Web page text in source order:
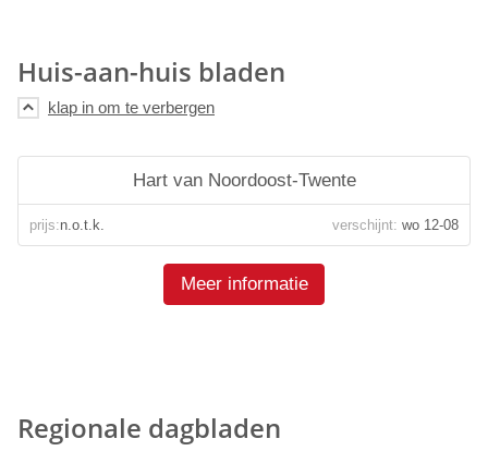
Huis-aan-huis bladen
Hart van Noordoost-Twente
prijs:n.o.t.k. verschijnt: wo 12-08
Meer informatie
Regionale dagbladen